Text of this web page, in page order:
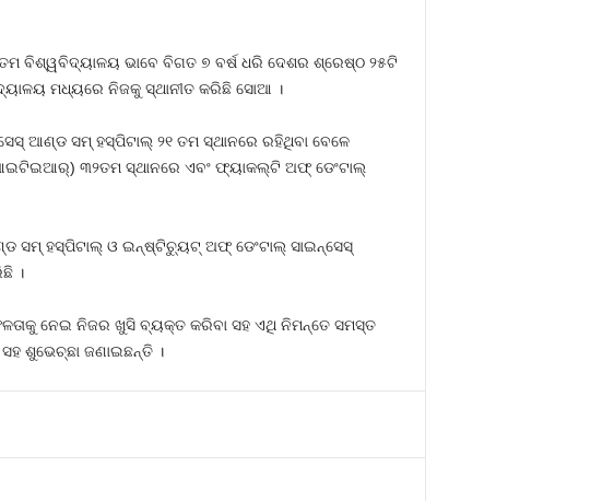
ବିଶ୍ୱବିଦ୍ୟାଳୟ ଭାବେ ବିଗତ ୭ ବର୍ଷ ଧରି ଦେଶର ଶ୍ରେଷ୍ଠ ୨୫ଟି
ମଧ୍ୟରେ ନିଜକୁ ସ୍ଥାନୀତ କରିଛି ସୋଆ ।
ଆଣ୍ଡ ସମ୍ ହସ୍ପିଟାଲ୍ ୨୧ ତମ ସ୍ଥାନରେ ରହିଥିବା ବେଳେ
୩୨ତମ ସ୍ଥାନରେ ଏବଂ ଫ୍ୟାକଲ୍ଟି ଅଫ୍ ଡେଂଟାଲ୍
ସମ୍ ହସ୍ପିଟାଲ୍ ଓ ଇନ୍‌ଷ୍ଟିଚ୍ୟୁଟ୍ ଅଫ୍ ଡେଂଟାଲ୍ ସାଇନ୍‌ସେସ୍
।
ନେଇ ନିଜର ଖୁସି ବ୍ୟକ୍ତ କରିବା ସହ ଏଥି ନିମନ୍ତେ ସମସ୍ତ
ଶୁଭେଚ୍ଛା ଜଣାଇଛନ୍ତି ।